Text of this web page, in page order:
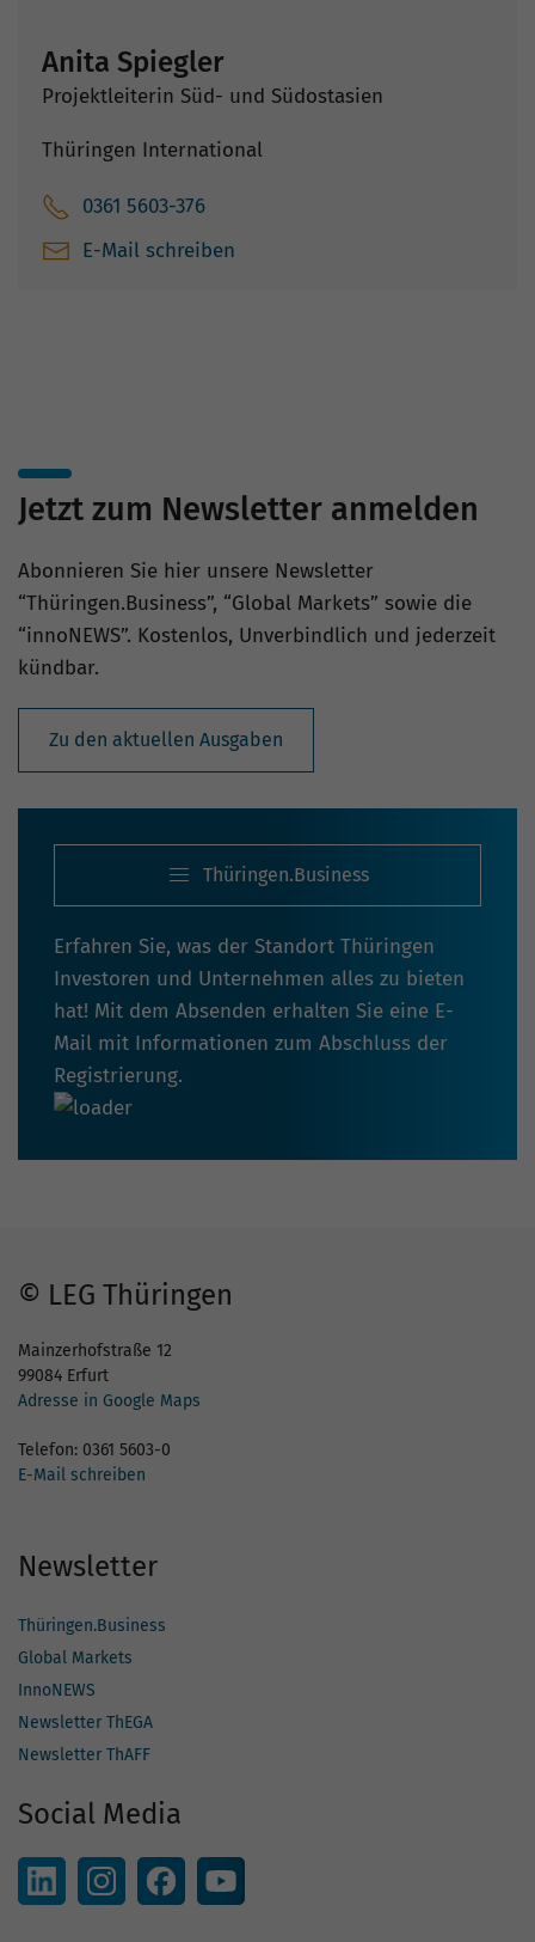
Anita Spiegler
Projektleiterin Süd- und Südostasien
Thüringen International
0361 5603-376
E-Mail schreiben
Jetzt zum Newsletter anmelden
Abonnieren Sie hier unsere Newsletter
“Thüringen.Business”, “Global Markets” sowie die
“innoNEWS”. Kostenlos, Unverbindlich und jederzeit
kündbar.
Zu den aktuellen Ausgaben
Thüringen.Business
Erfahren Sie, was der Standort Thüringen
Investoren und Unternehmen alles zu bieten
hat! Mit dem Absenden erhalten Sie eine E-
Mail mit Informationen zum Abschluss der
Registrierung.
© LEG Thüringen
Mainzerhofstraße 12
99084 Erfurt
Adresse in Google Maps
Telefon: 0361 5603-0
E-Mail schreiben
Newsletter
Thüringen.Business
Global Markets
InnoNEWS
Newsletter ThEGA
Newsletter ThAFF
Social Media